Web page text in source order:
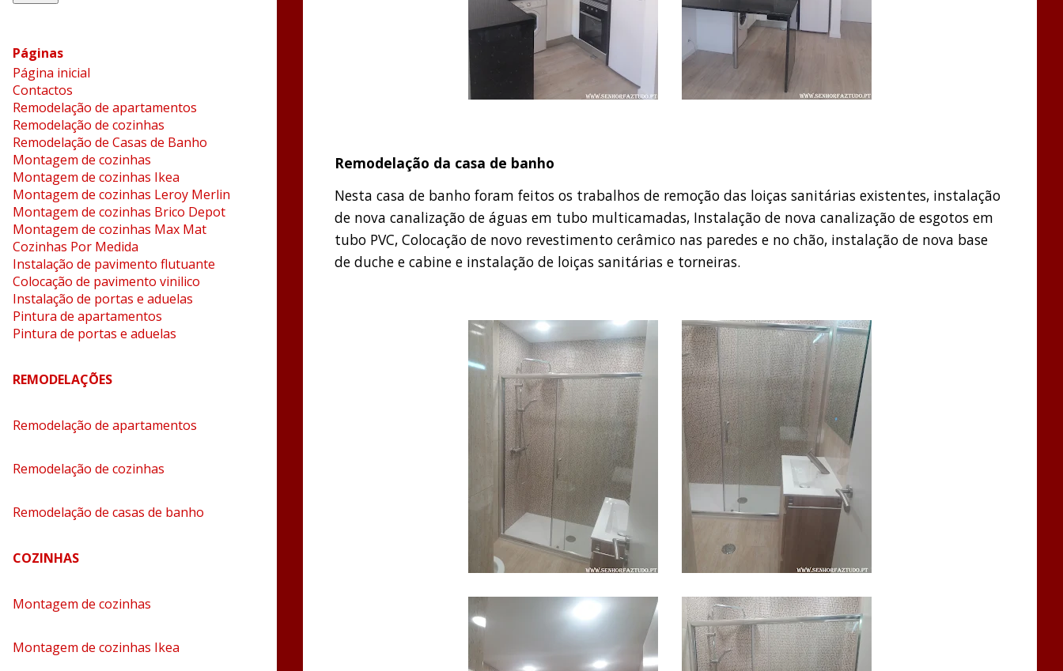
Remodelação da casa de banho
Nesta casa de banho foram feitos os trabalhos de remoção das loiças sanitárias existentes, instalação
de nova canalização de águas em tubo multicamadas, Instalação de nova canalização de esgotos em
tubo PVC, Colocação de novo revestimento cerâmico nas paredes e no chão, instalação de nova base
de duche e cabine e instalação de loiças sanitárias e torneiras.
Páginas
Página inicial
Contactos
Remodelação de apartamentos
Remodelação de cozinhas
Remodelação de Casas de Banho
Montagem de cozinhas
Montagem de cozinhas Ikea
Montagem de cozinhas Leroy Merlin
Montagem de cozinhas Brico Depot
Montagem de cozinhas Max Mat
Cozinhas Por Medida
Instalação de pavimento flutuante
Colocação de pavimento vinilico
Instalação de portas e aduelas
Pintura de apartamentos
Pintura de portas e aduelas
REMODELAÇÕES
Remodelação de apartamentos
Remodelação de cozinhas
Remodelação de casas de banho
COZINHAS
Montagem de cozinhas
Montagem de cozinhas Ikea